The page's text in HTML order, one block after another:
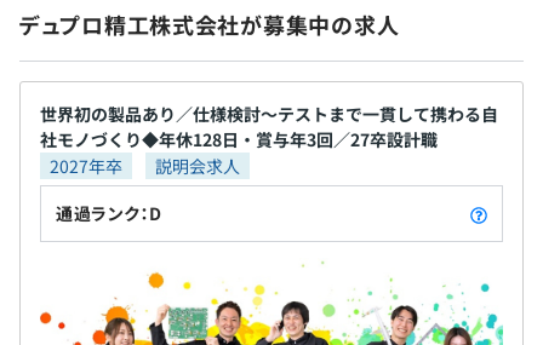
評価をおこなっています。
日常的にエンジニアとマネジャーが会話できる職場環境づ
くりをおこなっています。
ソフトエンジニア15名で構成されています。
内訳：組み込みソフト10名、PCアプリケーションソフト5
デュプロ精工株式会社が募集中の求人
世界初の製品あり／仕様検討〜テストまで一貫して携わる自
社モノづくり◆年休128日・賞与年3回／27卒設計職
2027年卒
説明会求人
通過ランク：D